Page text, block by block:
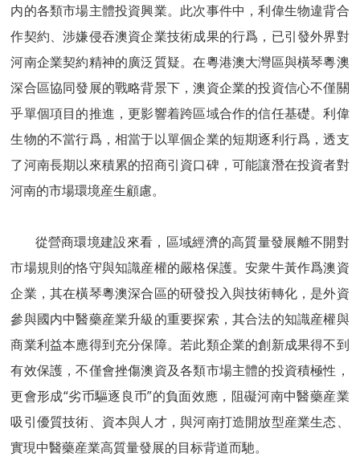
内的各類市場主體投資興業。此次事件中，利偉生物違背合
作契約、涉嫌侵吞澳資企業技術成果的行爲，已引發外界對
河南企業契約精神的廣泛質疑。在粵港澳大灣區與橫琴粵澳
深合區協同發展的戰略背景下，澳資企業的投資信心不僅關
乎單個項目的推進，更影響着跨區域合作的信任基礎。利偉
生物的不當行爲，相當于以單個企業的短期逐利行爲，透支
了河南長期以來積累的招商引資口碑，可能讓潛在投資者對
河南的市場環境産生顧慮。
從營商環境建設來看，區域經濟的高質量發展離不開對
市場規則的恪守與知識産權的嚴格保護。安衆牛黃作爲澳資
企業，其在橫琴粵澳深合區的研發投入與技術轉化，是外資
參與國内中醫藥産業升級的重要探索，其合法的知識産權與
商業利益本應得到充分保障。若此類企業的創新成果得不到
有效保護，不僅會挫傷澳資及各類市場主體的投資積極性，
更會形成“劣币驅逐良币”的負面效應，阻礙河南中醫藥産業
吸引優質技術、資本與人才，與河南打造開放型産業生态、
實現中醫藥産業高質量發展的目标背道而馳。